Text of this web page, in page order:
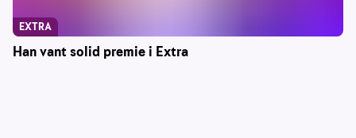
Han vant solid premie i Extra
EXTRA